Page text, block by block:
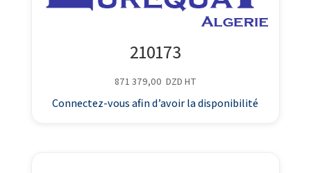
210173
871 379,00 DZD HT
Connectez-vous afin d’avoir la disponibilité